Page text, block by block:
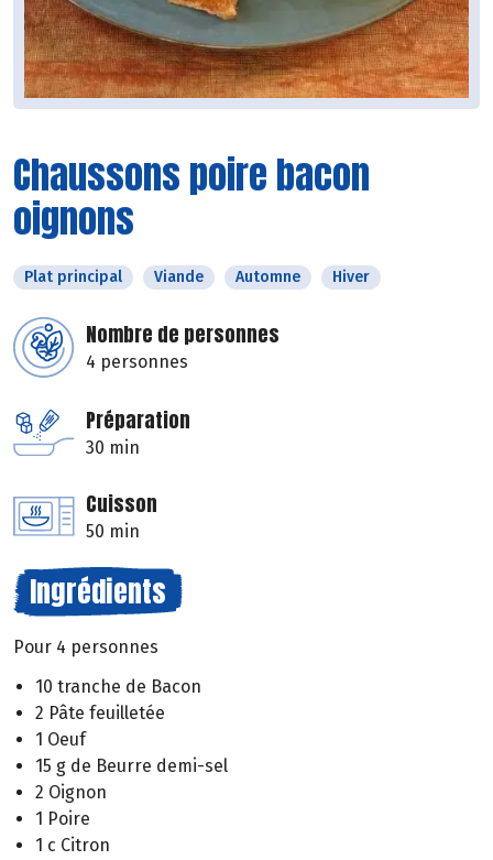
Chaussons poire bacon
oignons
Plat principal Viande Automne Hiver
Nombre de personnes
4 personnes
Préparation
30 min
Cuisson
50 min
Ingrédients
Pour 4 personnes
10 tranche de Bacon
2 Pâte feuilletée
1 Oeuf
15 g de Beurre demi-sel
2 Oignon
1 Poire
1 c Citron